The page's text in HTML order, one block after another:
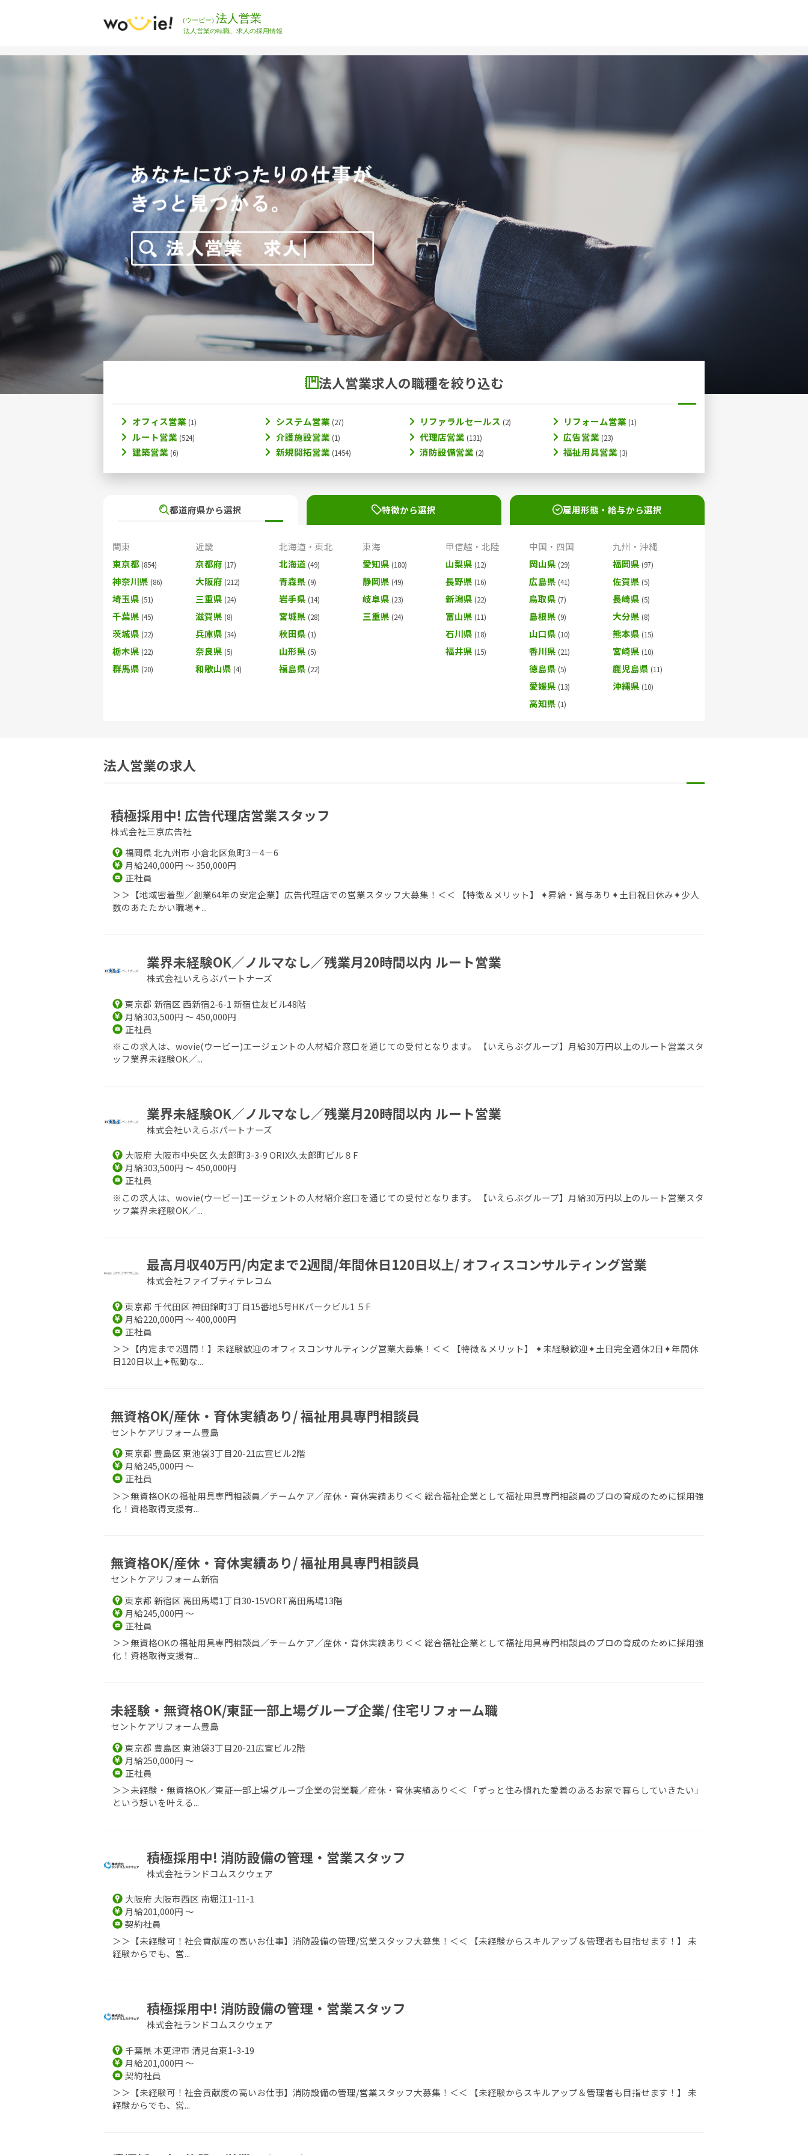
法人営業求人の職種を絞り込む
オフィス営業 システム営業 リファラルセールス
リフォーム営業
ルート営業
介護施設営業 代理店営業
広告営業
建築営業
新規開拓営業 消防設備営業 福祉用具営業
都道府県から選択
関東
東京都
神奈川県
埼玉県
千葉県
茨城県
栃木県
群馬県
近畿
京都府
大阪府
三重県
滋賀県
兵庫県
奈良県
和歌山県
北海道・東北
北海道
青森県
岩手県
宮城県
秋田県
山形県
福島県
東海
愛知県
静岡県
岐阜県
三重県
甲信越・北陸
山梨県
長野県
新潟県
富山県
石川県
福井県
中国・四国
岡山県
広島県
鳥取県
島根県
山口県
香川県
徳島県
愛媛県
高知県
九州・沖縄
福岡県
佐賀県
長崎県
大分県
熊本県
宮崎県
鹿児島県
沖縄県
雇用形態・給与から選択
特徴から選択
法人営業の求人
積極採用中! 広告代理店営業スタッフ
株式会社三京広告社
福岡県 北九州市 小倉北区魚町3－4－6
月給240,000円 ～ 350,000円
正社員
＞＞【地域密着型／創業64年の安定企業】広告代理店での営業スタッフ大募集！＜＜ 【特徴＆メリット】 ✦昇給・賞与あり✦土日祝日休み✦少人
数のあたたかい職場✦...
業界未経験OK／ノルマなし／残業月20時間以内 ルート営業
株式会社いえらぶパートナーズ
東京都 新宿区 西新宿2-6-1 新宿住友ビル48階
月給303,500円 ～ 450,000円
正社員
※この求人は、wovie(ウービー)エージェントの人材紹介窓口を通じての受付となります。 【いえらぶグループ】月給30万円以上のルート営業スタ
ッフ業界未経験OK／...
業界未経験OK／ノルマなし／残業月20時間以内 ルート営業
株式会社いえらぶパートナーズ
大阪府 大阪市中央区 久太郎町3-3-9 ORIX久太郎町ビル８F
月給303,500円 ～ 450,000円
正社員
※この求人は、wovie(ウービー)エージェントの人材紹介窓口を通じての受付となります。 【いえらぶグループ】月給30万円以上のルート営業スタ
ッフ業界未経験OK／...
最高月収40万円/内定まで2週間/年間休日120日以上/ オフィスコンサルティング営業
株式会社ファイブティテレコム
東京都 千代田区 神田錦町3丁目15番地5号HKパークビル1 ５F
月給220,000円 ～ 400,000円
正社員
＞＞【内定まで2週間！】未経験歓迎のオフィスコンサルティング営業大募集！＜＜ 【特徴＆メリット】 ✦未経験歓迎✦土日完全週休2日✦年間休
日120日以上✦転勤な...
無資格OK/産休・育休実績あり/ 福祉用具専門相談員
セントケアリフォーム豊島
東京都 豊島区 東池袋3丁目20-21広宣ビル2階
月給245,000円 ～
正社員
＞＞無資格OKの福祉用具専門相談員／チームケア／産休・育休実績あり＜＜ 総合福祉企業として福祉用具専門相談員のプロの育成のために採用強
化！資格取得支援有...
無資格OK/産休・育休実績あり/ 福祉用具専門相談員
セントケアリフォーム新宿
東京都 新宿区 高田馬場1丁目30-15VORT高田馬場13階
月給245,000円 ～
正社員
＞＞無資格OKの福祉用具専門相談員／チームケア／産休・育休実績あり＜＜ 総合福祉企業として福祉用具専門相談員のプロの育成のために採用強
化！資格取得支援有...
未経験・無資格OK/東証一部上場グループ企業/ 住宅リフォーム職
セントケアリフォーム豊島
東京都 豊島区 東池袋3丁目20-21広宣ビル2階
月給250,000円 ～
正社員
＞＞未経験・無資格OK／東証一部上場グループ企業の営業職／産休・育休実績あり＜＜ 「ずっと住み慣れた愛着のあるお家で暮らしていきたい」
という想いを叶える...
積極採用中! 消防設備の管理・営業スタッフ
株式会社ランドコムスクウェア
大阪府 大阪市西区 南堀江1-11-1
月給201,000円 ～
契約社員
＞＞【未経験可！社会貢献度の高いお仕事】消防設備の管理/営業スタッフ大募集！＜＜ 【未経験からスキルアップ＆管理者も目指せます！】 未
経験からでも、営...
積極採用中! 消防設備の管理・営業スタッフ
株式会社ランドコムスクウェア
千葉県 木更津市 清見台東1-3-19
月給201,000円 ～
契約社員
＞＞【未経験可！社会貢献度の高いお仕事】消防設備の管理/営業スタッフ大募集！＜＜ 【未経験からスキルアップ＆管理者も目指せます！】 未
経験からでも、営...